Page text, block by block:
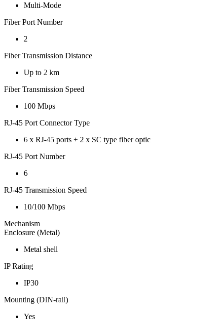
Multi-Mode
Fiber Port Number
2
Fiber Transmission Distance
Up to 2 km
Fiber Transmission Speed
100 Mbps
RJ-45 Port Connector Type
6 x RJ-45 ports + 2 x SC type fiber optic
RJ-45 Port Number
6
RJ-45 Transmission Speed
10/100 Mbps
Mechanism
Enclosure (Metal)
Metal shell
IP Rating
IP30
Mounting (DIN-rail)
Yes